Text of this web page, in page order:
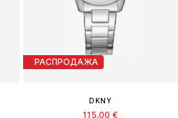
РАСПРОДАЖА
DKNY
115,00 €